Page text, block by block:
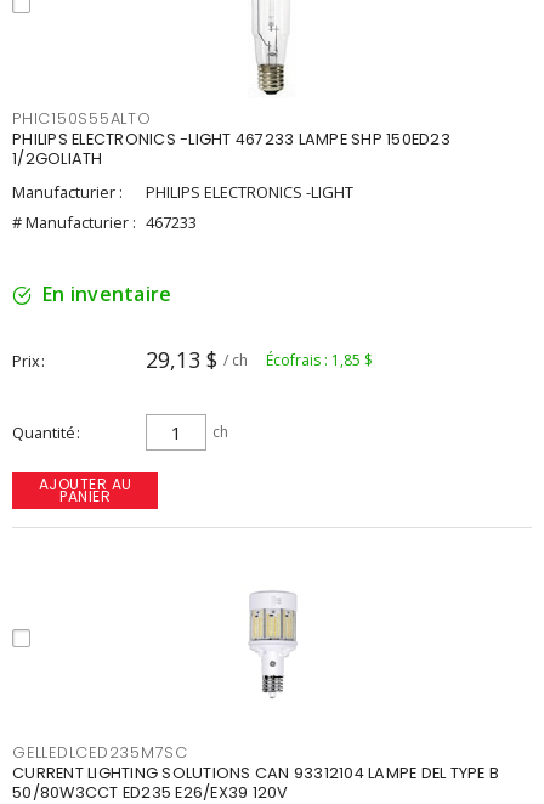
PHIC150S55ALTO
PHILIPS ELECTRONICS -LIGHT 467233 LAMPE SHP 150ED23
1/2GOLIATH
Manufacturier :
PHILIPS ELECTRONICS -LIGHT
# Manufacturier : 467233
En inventaire
Prix 29,13 $ / ch Écofrais : 1,85 $
Quantité ch
AJOUTER AU
PANIER
GELLEDLCED235M7SC
CURRENT LIGHTING SOLUTIONS CAN 93312104 LAMPE DEL TYPE B
50/80W3CCT ED235 E26/EX39 120V